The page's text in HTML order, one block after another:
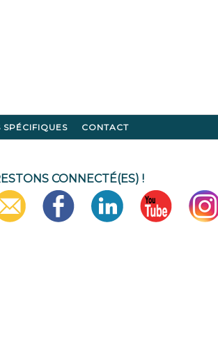
SPÉCIFIQUES CONTACT
CONNECTÉ(ES) !